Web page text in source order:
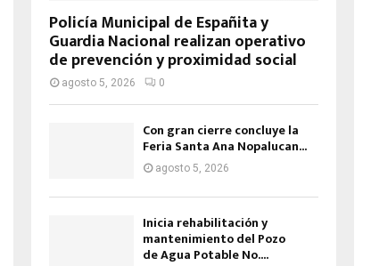
Policía Municipal de Españita y
Guardia Nacional realizan operativo
de prevención y proximidad social
agosto 5, 2026 0
Con gran cierre concluye la
Feria Santa Ana Nopalucan...
agosto 5, 2026
Inicia rehabilitación y
mantenimiento del Pozo
de Agua Potable No....